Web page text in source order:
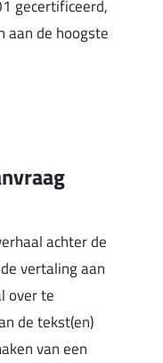
gecertificeerd,
aan de hoogste
achter de
vertaling aan
over te
de tekst(en)
van een